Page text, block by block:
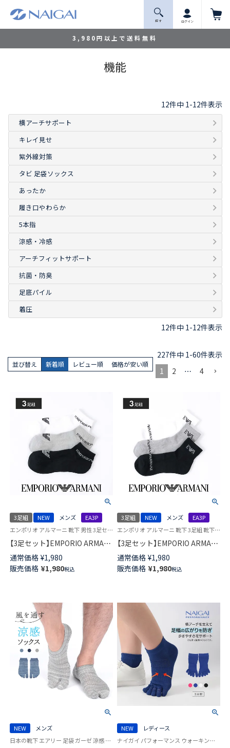
3,980円以上で送料無料
探 す ログイン
機能
12件中 1-12件表示
横アーチサポート
キレイ見せ
紫外線対策
タビ 足袋ソックス
あったか
履き口やわらか
5本指
涼感・冷感
アーチフィットサポート
抗菌・防臭
足底パイル
着圧
12件中 1-12件表示
並び替え 新着順 レビュー順 価格が安い順
227件中 1-60件表示
1
2 … 4
3足組 NEW メンズ
EA3P
エンポリオ アルマーニ 靴下 男性 3足セット EA
【3足セット】EMPORIO ARMANI
EAロゴ スニーカー丈 足底パイ
ル アーチサポート カジュアル
ソックス メンズ 92342723
通常価格 ¥1,980
販売価格 ¥1,980税込
3足組 NEW メンズ
EA3P
エンポリオ アルマーニ 靴下 3足組 靴下 男性
【3足セット】EMPORIO ARMANI
EAロゴ ショート丈 足底パイル
アーチサポート EA カジュアル
ソックス メンズ 92342722
通常価格 ¥1,980
販売価格 ¥1,980税込
NEW
メンズ
日本の靴下 エアリー 足袋 ガーゼ 涼感 紳士 靴下 男性 ナイガイ コンフォート
NEW
レディース
ナイガイ パフォーマンス ウォーキング ランニング スポーツ 女性 婦人 靴下